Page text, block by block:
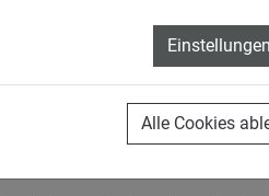
älterer Beschäftigter ab
pro Jahr) steuerfrei
Antworten zur Aktivrente
Stellung. Die
Details klargestellt:
Einstellungen
Alle Cookies